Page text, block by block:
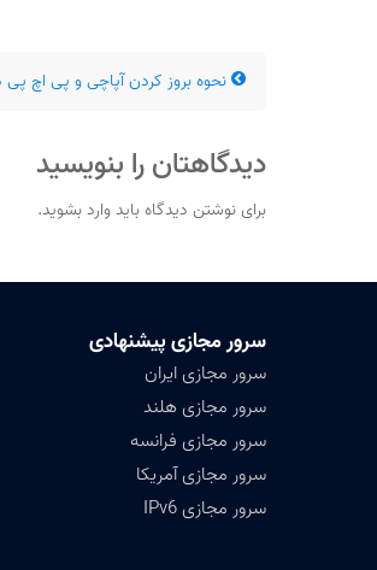
نحوه بروز کردن آپاچی و پی اچ پی
دیدگاهتان را بنویسید
برای نوشتن دیدگاه بایدوارد بشوید.
سرور مجازی پیشنهادی
سرور مجازی ایران
سرور مجازی هلند
سرور مجازی فرانسه
سرور مجازی آمریکا
سرور مجازی IPv6